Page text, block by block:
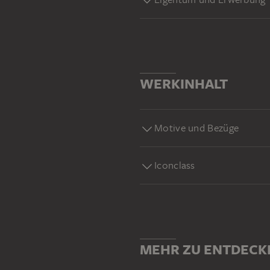
WERKINHALT
Motive und Bezüge
Iconclass
MEHR ZU